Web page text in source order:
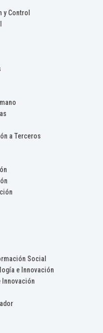
y Control
a Terceros
Social
e Innovación
Innovación